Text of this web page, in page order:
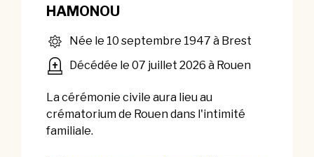
HAMONOU
Née le 10 septembre 1947 à Brest
Décédée le 07 juillet 2026 à Rouen
La cérémonie civile aura lieu au
crématorium de Rouen dans l'intimité
familiale.